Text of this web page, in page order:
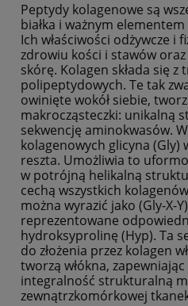
Peptydy kolagenowe są
białka i ważnym
Ich właściwości odżywcze i
zdrowiu kości i stawów oraz
skórę. Kolagen składa się z
polipeptydowych. Te tak
owinięte wokół siebie,
makrocząsteczki: unikalną
sekwencję aminokwasów.
kolagenowych glicyna (Gly)
reszta. Umożliwia to
w potrójną helikalną
cechą wszystkich
można wyrazić jako (Gly-X-
reprezentowane
hydroksyprolinę (Hyp). Ta
do złożenia przez kolagen
tworzą włókna,
integralność strukturalną
zewnątrzkomórkowej